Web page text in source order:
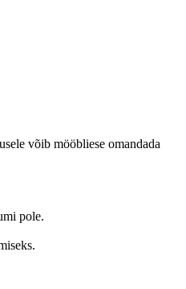
võib mööbliese omandada
pole.